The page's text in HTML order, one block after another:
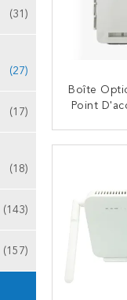
(31)
(27)
(17)
(18)
(143)
(157)
Boîte
Point